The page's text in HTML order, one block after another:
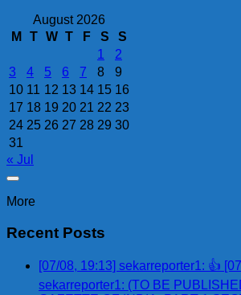
August 2026
M
T W T F S
S
1
2
3
4 5 6 7 8
9
10 11 12 13 14 15 16
17 18 19 20 21 22 23
24 25 26 27 28 29 30
31
« Jul
More
Recent Posts
[07/08, 19:13] sekarreporter1: 👍
sekarreporter1: (TO BE